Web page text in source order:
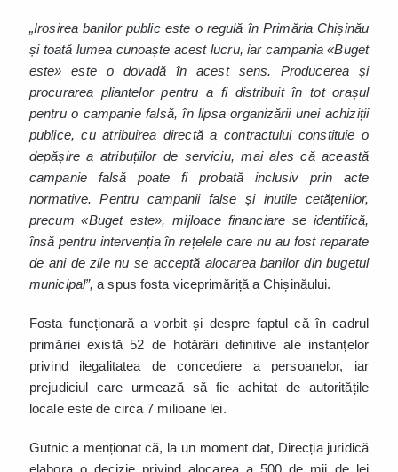
„Irosirea banilor public este o regulă în Primăria Chișinău
și toată lumea cunoaște acest lucru, iar campania «Buget
este» este o dovadă în acest sens. Producerea și
procurarea pliantelor pentru a fi distribuit în tot orașul
pentru o campanie falsă, în lipsa organizării unei achiziții
publice, cu atribuirea directă a contractului constituie o
depășire a atribuțiilor de serviciu, mai ales că această
campanie falsă poate fi probată inclusiv prin acte
normative. Pentru campanii false și inutile cetățenilor,
precum «Buget este», mijloace financiare se identifică,
însă pentru intervenția în rețelele care nu au fost reparate
de ani de zile nu se acceptă alocarea banilor din bugetul
municipal”,a spus fosta viceprimăriță a Chișinăului.
Fosta funcționară a vorbit și despre faptul că în cadrul
primăriei există 52 de hotărâri definitive ale instanțelor
privind ilegalitatea de concediere a persoanelor, iar
prejudiciul care urmează să fie achitat de autoritățile
locale este de circa 7 milioane lei.
Gutnic a menționat că, la un moment dat, Direcția juridică
elabora o decizie privind alocarea a 500 de mii de lei